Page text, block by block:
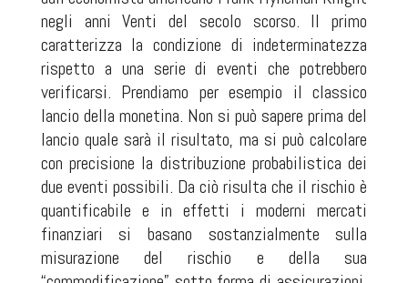
negli anni Venti del secolo scorso. Il primo
caratterizza la condizione di indeterminatezza
rispetto a una serie di eventi che potrebbero
verificarsi. Prendiamo per esempio il classico
lancio della monetina. Non si può sapere prima del
lancio quale sarà il risultato, ma si può calcolare
con precisione la distribuzione probabilistica dei
due eventi possibili. Da ciò risulta che il rischio è
quantificabile e in effetti i moderni mercati
finanziari si basano sostanzialmente sulla
misurazione del rischio e della sua